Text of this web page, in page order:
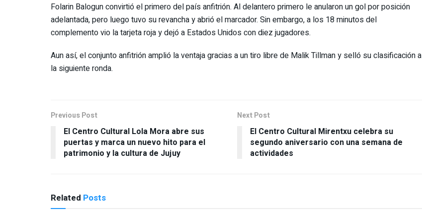
Folarin Balogun convirtió el primero del país anfitrión. Al delantero primero le anularon un gol por posición
adelantada, pero luego tuvo su revancha y abrió el marcador. Sin embargo, a los 18 minutos del
complemento vio la tarjeta roja y dejó a Estados Unidos con diez jugadores.
Aun así, el conjunto anfitrión amplió la ventaja gracias a un tiro libre de Malik Tillman y selló su clasificación a
la siguiente ronda.
Previous Post
El Centro Cultural Lola Mora abre sus
puertas y marca un nuevo hito para el
patrimonio y la cultura de Jujuy
Next Post
El Centro Cultural Mirentxu celebra su
segundo aniversario con una semana de
actividades
Related Posts